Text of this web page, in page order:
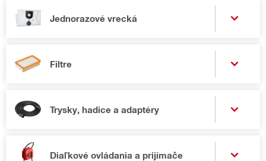
Jednorazové vrecká
Filtre
Trysky, hadice a adaptéry
Diaľkové ovládania a prijímače